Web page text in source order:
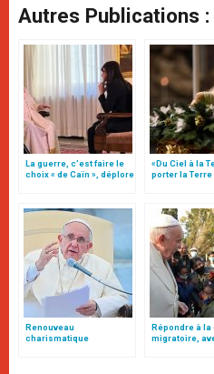
Autres Publications :
La guerre, c’est faire le
choix « de Caïn », déplore
«Du Ciel à la
porter la Terre
Renouveau
charismatique
Répondre à
migratoire,